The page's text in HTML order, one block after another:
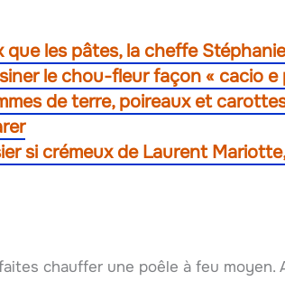
que les pâtes, la cheffe
le chou-fleur façon « cacio e
de terre, poireaux et
si crémeux de Laurent
chauffer une poêle à feu moyen.